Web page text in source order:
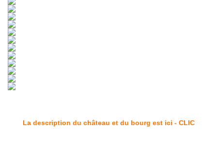
La description du château et du bourg est ici - CLIC